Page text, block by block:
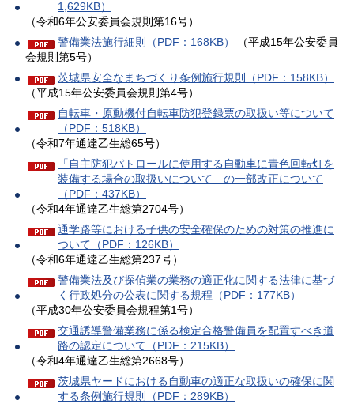
1,629KB）
（令和6年公安委員会規則第16号）
警備業法施行細則（PDF：168KB）
（平成15年公安委員
会規則第5号）
茨城県安全なまちづくり条例施行規則（PDF：158KB）
（平成15年公安委員会規則第4号）
自転車・原動機付自転車防犯登録票の取扱い等について
（PDF：518KB）
（令和7年通達乙生総65号）
「自主防犯パトロールに使用する自動車に青色回転灯を
装備する場合の取扱いについて」の一部改正について
（PDF：437KB）
（令和4年通達乙生総第2704号）
通学路等における子供の安全確保のための対策の推進に
ついて（PDF：126KB）
（令和6年通達乙生総第237号）
警備業法及び探偵業の業務の適正化に関する法律に基づ
く行政処分の公表に関する規程（PDF：177KB）
（平成30年公安委員会規程第1号）
交通誘導警備業務に係る検定合格警備員を配置すべき道
路の認定について（PDF：215KB）
（令和4年通達乙生総第2668号）
茨城県ヤードにおける自動車の適正な取扱いの確保に関
する条例施行規則（PDF：289KB）